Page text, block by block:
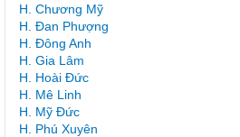
H. Chương Mỹ
H. Đan Phượng
H. Đông Anh
H. Gia Lâm
H. Hoài Đức
H. Mê Linh
H. Mỹ Đức
H. Phú Xuyên